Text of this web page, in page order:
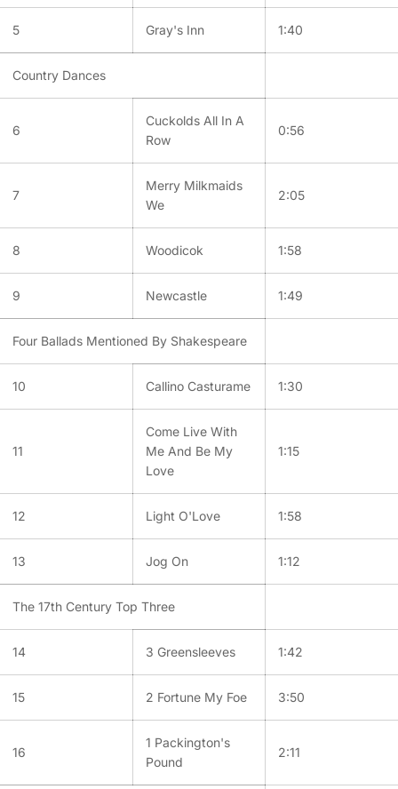
5 Gray's Inn 1:40
Country Dances
6
Cuckolds All In A
Row
0:56
7
Merry Milkmaids
We
2:05
8 Woodicok 1:58
9 Newcastle 1:49
Four Ballads Mentioned By Shakespeare
10 Callino Casturame 1:30
11
Come Live With
Me And Be My
Love
1:15
12 Light O'Love 1:58
13 Jog On 1:12
The 17th Century Top Three
14 3 Greensleeves 1:42
15 2 Fortune My Foe 3:50
16
1 Packington's
Pound
2:11